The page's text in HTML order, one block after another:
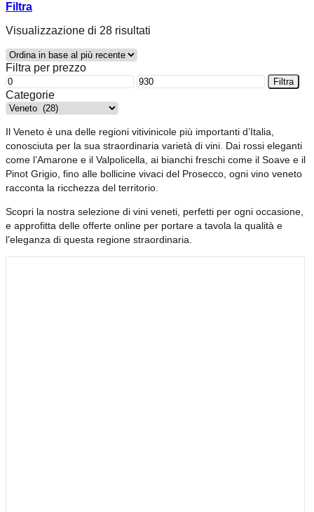
Filtra
Visualizzazione di 28 risultati
più
Filtra per prezzo
PREZZO
MIN
PREZZO
MAX
Filtra
Categorie
Il Veneto è una delle regioni vitivinicole più importanti d’Italia,
conosciuta per la sua straordinaria varietà di vini. Dai rossi eleganti
come l’Amarone e il Valpolicella, ai bianchi freschi come il Soave e il
Pinot Grigio, fino alle bollicine vivaci del Prosecco, ogni vino veneto
racconta la ricchezza del territorio.
Scopri la nostra selezione di vini veneti, perfetti per ogni occasione,
e approfitta delle offerte online per portare a tavola la qualità e
l’eleganza di questa regione straordinaria.